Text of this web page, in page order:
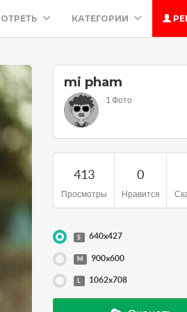
КАТЕГОРИИ
mi pham
1 Фото
413
Просмотры
0
Нравится
S 640x427
M 900x600
L 1062x708